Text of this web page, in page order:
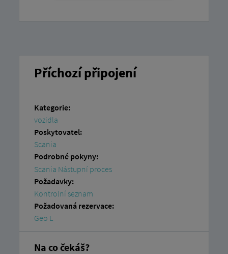
Příchozí připojení
Kategorie:
vozidla
Poskytovatel:
Scania
Podrobné pokyny:
Scania Nástupní proces
Požadavky:
Kontrolní seznam
Požadovaná rezervace:
Geo L
Na co čekáš?